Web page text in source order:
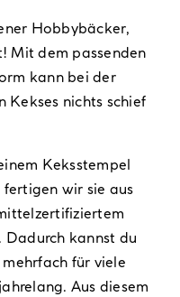
Hobbybäcker,
Mit dem passenden
kann bei der
Kekses nichts schief
Keksstempel
fertigen wir sie aus
kannst du
für viele
Aus diesem